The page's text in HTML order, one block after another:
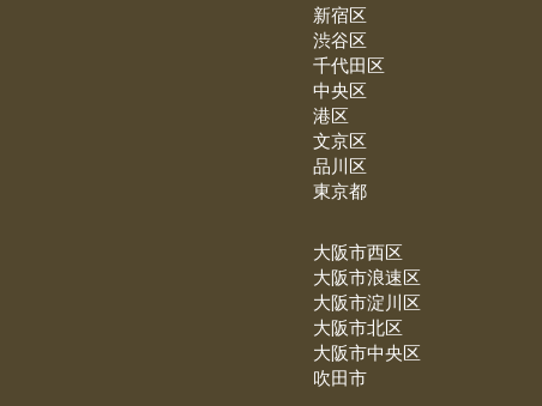
新宿区
渋谷区
千代田区
中央区
港区
文京区
品川区
東京都
大阪市西区
大阪市浪速区
大阪市淀川区
大阪市北区
大阪市中央区
吹田市